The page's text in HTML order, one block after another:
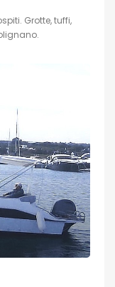
Grotte, tuffi,